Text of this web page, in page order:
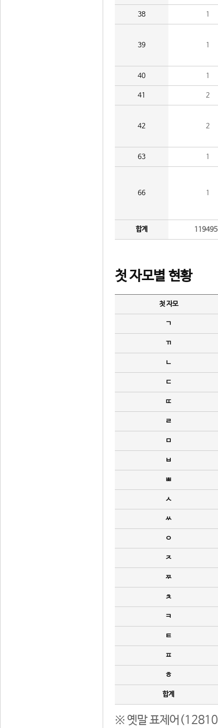
38 1
39 1
40 1
41 2
42 2
63 1
66 1
합계
첫 자모별 현황
첫 자모
ㄱ
ㄲ
ㄴ
ㄷ
ㄸ
ㄹ
ㅁ
ㅂ
ㅃ
ㅅ
ㅆ
ㅇ
ㅈ
ㅉ
ㅊ
ㅋ
ㅌ
ㅍ
ㅎ
합계
※ 옛말 표제어(12810